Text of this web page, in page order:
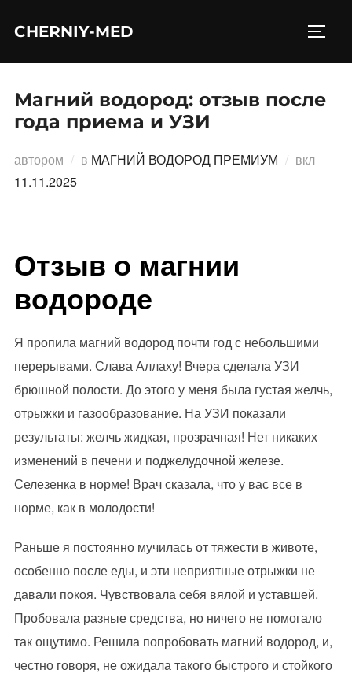
CHERNIY-MED
Магний водород: отзыв после
года приема и УЗИ
автором в МАГНИЙ ВОДОРОД ПРЕМИУМ вкл
11.11.2025
Отзыв о магнии
водороде
Я пропила магний водород почти год с небольшими
перерывами. Слава Аллаху! Вчера сделала УЗИ
брюшной полости. До этого у меня была густая желчь,
отрыжки и газообразование. На УЗИ показали
результаты: желчь жидкая, прозрачная! Нет никаких
изменений в печени и поджелудочной железе.
Селезенка в норме! Врач сказала, что у вас все в
норме, как в молодости!
Раньше я постоянно мучилась от тяжести в животе,
особенно после еды, и эти неприятные отрыжки не
давали покоя. Чувствовала себя вялой и уставшей.
Пробовала разные средства, но ничего не помогало
так ощутимо. Решила попробовать магний водород, и,
честно говоря, не ожидала такого быстрого и стойкого